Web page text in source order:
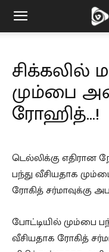
Vilaiyaddu
சிக்கலில்
மும்பை
ரோஹித்…!
டெல்லிக்கு எதிரான
பந்து வீசியதாக
ரோகித் சர்மாவுக்கு
போட்டியில் மும்பை
வீசியதாக ரோகித்